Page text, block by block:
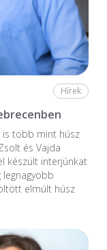
Hírek
is több mint húsz
és Vajda
készült interjúnkat
elmúlt húsz